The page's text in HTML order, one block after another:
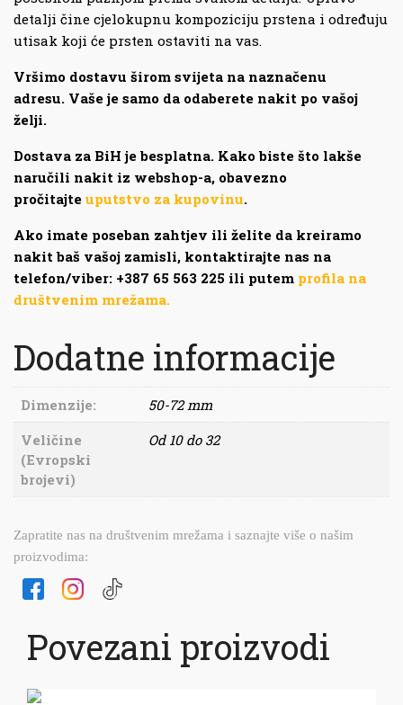
detalji čine cjelokupnu kompoziciju prstena i određuju
utisak koji će prsten ostaviti na vas.
Vršimo dostavu širom svijeta na naznačenu
adresu. Vaše je samo da odaberete nakit po vašoj
želji.
Dostava za BiH je besplatna. Kako biste što lakše
naručili nakit iz webshop-a, obavezno
pročitajte uputstvo za kupovinu.
Ako imate poseban zahtjev ili želite da kreiramo
nakit baš vašoj zamisli, kontaktirajte nas na
telefon/viber: +387 65 563 225 ili putem profila na
društvenim mrežama.
Dodatne informacije
Dimenzije:
50-72 mm
Veličine
(Evropski
brojevi)
Od 10 do 32
Zapratite nas na društvenim mrežama i saznajte više o našim
proizvodima:
Povezani proizvodi